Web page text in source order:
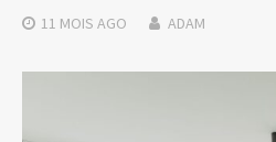
11 MOIS AGO ADAM